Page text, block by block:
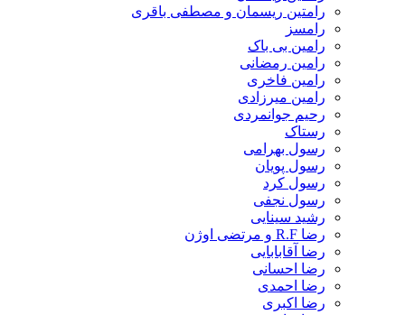
رامتین ریسمان و مصطفی باقری
رامسز
رامین بی باک
رامین رمضانی
رامین فاخری
رامین میرزادی
رحیم جوانمردی
رستاک
رسول بهرامی
رسول پویان
رسول کرد
رسول نجفی
رشید سینایی
رضا R.F و مرتضی اوژن
رضا آقابابایی
رضا احسانی
رضا احمدی
رضا اکبری